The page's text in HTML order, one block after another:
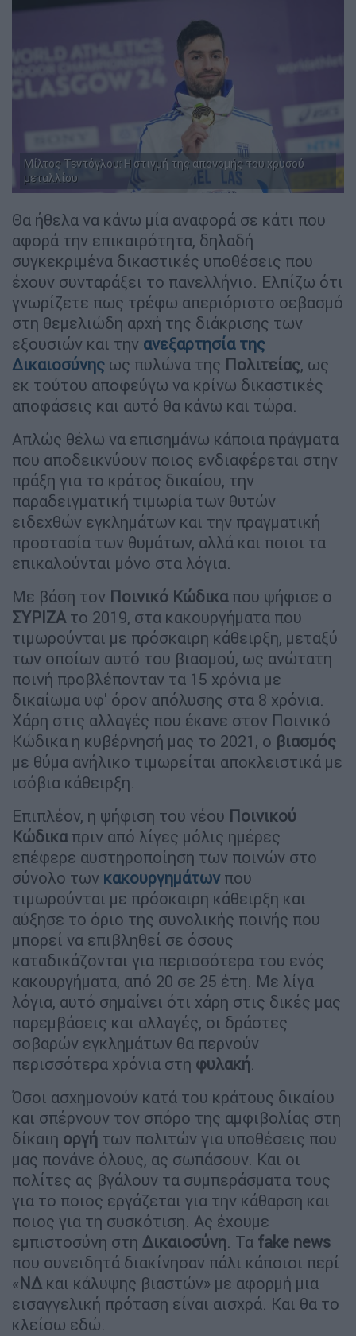
Μίλτος Τεντόγλου: Η στιγμή της απονομής του χρυσού
μεταλλίου
Θα ήθελα να κάνω μία αναφορά σε κάτι που
αφορά την επικαιρότητα, δηλαδή
συγκεκριμένα δικαστικές υποθέσεις που
έχουν συνταράξει το πανελλήνιο. Ελπίζω ότι
γνωρίζετε πως τρέφω απεριόριστο σεβασμό
στη θεμελιώδη αρχή της διάκρισης των
εξουσιών και την ανεξαρτησία της
Δικαιοσύνης ως πυλώνα της Πολιτείας, ως
εκ τούτου αποφεύγω να κρίνω δικαστικές
αποφάσεις και αυτό θα κάνω και τώρα.
Απλώς θέλω να επισημάνω κάποια πράγματα
που αποδεικνύουν ποιος ενδιαφέρεται στην
πράξη για το κράτος δικαίου, την
παραδειγματική τιμωρία των θυτών
ειδεχθών εγκλημάτων και την πραγματική
προστασία των θυμάτων, αλλά και ποιοι τα
επικαλούνται μόνο στα λόγια.
Με βάση τον Ποινικό Κώδικαπου ψήφισε ο
ΣΥΡΙΖΑτο 2019, στα κακουργήματα που
τιμωρούνται με πρόσκαιρη κάθειρξη, μεταξύ
των οποίων αυτό του βιασμού, ως ανώτατη
ποινή προβλέπονταν τα 15 χρόνια με
δικαίωμα υφ' όρον απόλυσης στα 8 χρόνια.
Χάρη στις αλλαγές που έκανε στον Ποινικό
Κώδικα η κυβέρνησή μας το 2021, ο βιασμός
με θύμα ανήλικο τιμωρείται αποκλειστικά με
ισόβια κάθειρξη.
Επιπλέον, η ψήφιση του νέου Ποινικού
Κώδικαπριν από λίγες μόλις ημέρες
επέφερε αυστηροποίηση των ποινών στο
σύνολο των κακουργημάτων που
τιμωρούνται με πρόσκαιρη κάθειρξη και
αύξησε το όριο της συνολικής ποινής που
μπορεί να επιβληθεί σε όσους
καταδικάζονται για περισσότερα του ενός
κακουργήματα, από 20 σε 25 έτη. Με λίγα
λόγια, αυτό σημαίνει ότι χάρη στις δικές μας
παρεμβάσεις και αλλαγές, οι δράστες
σοβαρών εγκλημάτων θα περνούν
περισσότερα χρόνια στη φυλακή.
Όσοι ασχημονούν κατά του κράτους δικαίου
και σπέρνουν τον σπόρο της αμφιβολίας στη
δίκαιη οργή των πολιτών για υποθέσεις που
μας πονάνε όλους, ας σωπάσουν. Και οι
πολίτες ας βγάλουν τα συμπεράσματα τους
για το ποιος εργάζεται για την κάθαρση και
ποιος για τη συσκότιση. Ας έχουμε
εμπιστοσύνη στη Δικαιοσύνη. Τα fake news
που συνειδητά διακίνησαν πάλι κάποιοι περί
«ΝΔ και κάλυψης βιαστών» με αφορμή μια
εισαγγελική πρόταση είναι αισχρά. Και θα το
κλείσω εδώ.